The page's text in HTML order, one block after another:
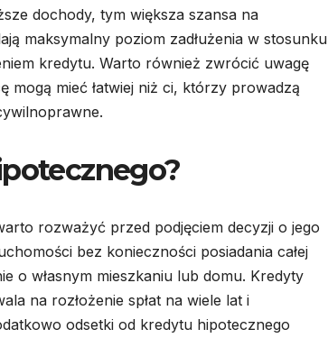
dochody, tym większa szansa na
maksymalny poziom zadłużenia w stosunku
kredytu. Warto również zwrócić uwagę
mogą mieć łatwiej niż ci, którzy prowadzą
rozważyć przed podjęciem decyzji o jego
bez konieczności posiadania całej
o własnym mieszkaniu lub domu. Kredyty
na rozłożenie spłat na wiele lat i
odsetki od kredytu hipotecznego